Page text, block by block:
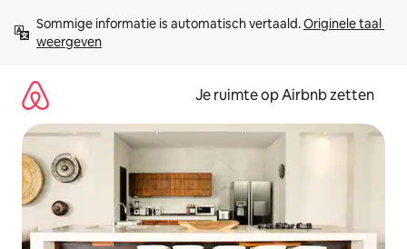
direct
naar
Sommige informatie is automatisch vertaald. Originele taal
weergeven
Je ruimte op Airbnb zetten